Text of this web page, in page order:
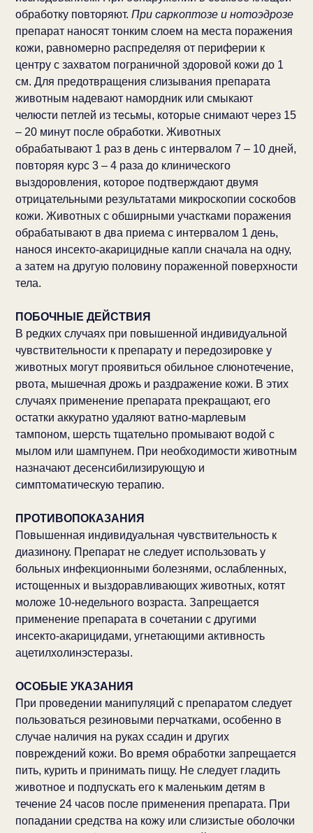
обработку повторяют. При саркоптозе и нотоэдрозе
препарат наносят тонким слоем на места поражения
кожи, равномерно распределяя от периферии к
центру с захватом пограничной здоровой кожи до 1
см. Для предотвращения слизывания препарата
животным надевают намордник или смыкают
челюсти петлей из тесьмы, которые снимают через 15
– 20 минут после обработки. Животных
обрабатывают 1 раз в день с интервалом 7 – 10 дней,
повторяя курс 3 – 4 раза до клинического
выздоровления, которое подтверждают двумя
отрицательными результатами микроскопии соскобов
кожи. Животных с обширными участками поражения
обрабатывают в два приема с интервалом 1 день,
нанося инсекто-акарицидные капли сначала на одну,
а затем на другую половину пораженной поверхности
тела.
ПОБОЧНЫЕ ДЕЙСТВИЯ
В редких случаях при повышенной индивидуальной
чувствительности к препарату и передозировке у
животных могут проявиться обильное слюнотечение,
рвота, мышечная дрожь и раздражение кожи. В этих
случаях применение препарата прекращают, его
остатки аккуратно удаляют ватно-марлевым
тампоном, шерсть тщательно промывают водой с
мылом или шампунем. При необходимости животным
назначают десенсибилизирующую и
симптоматическую терапию.
ПРОТИВОПОКАЗАНИЯ
Повышенная индивидуальная чувствительность к
диазинону. Препарат не следует использовать у
больных инфекционными болезнями, ослабленных,
истощенных и выздоравливающих животных, котят
моложе 10-недельного возраста. Запрещается
применение препарата в сочетании с другими
инсекто-акарицидами, угнетающими активность
ацетилхолинэстеразы.
ОСОБЫЕ УКАЗАНИЯ
При проведении манипуляций с препаратом следует
пользоваться резиновыми перчатками, особенно в
случае наличия на руках ссадин и других
повреждений кожи. Во время обработки запрещается
пить, курить и принимать пищу. Не следует гладить
животное и подпускать его к маленьким детям в
течение 24 часов после применения препарата. При
попадании средства на кожу или слизистые оболочки